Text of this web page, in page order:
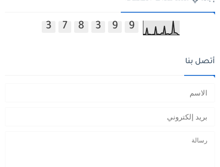
3 7 8 3 9 9
أتصل بنا